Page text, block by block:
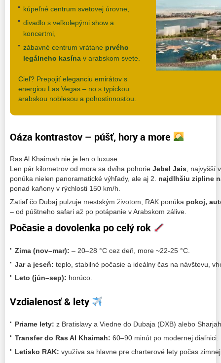
kúpeľné centrum svetovej úrovne,
divadlo s veľkolepými show a
koncertmi,
zábavné centrum vrátane prvého
legálneho kasína v arabskom svete.
Cieľ? Prepojiť eleganciu emirátov s
energiou Las Vegas – no s typickou
arabskou noblesou a pohostinnosťou.
Oáza kontrastov – púšť, hory a more
Ras Al Khaimah nie je len o luxuse.
Len pár kilometrov od mora sa dvíha pohorie Jebel Jais , najvyšší
ponúka nielen panoramatické výhľady, ale aj 2. najdlhšiu zipline
ponad kaňony v rýchlosti 150 km/h.
Zatiaľ čo Dubaj pulzuje mestským životom, RAK ponúka pokoj,
– od púštneho safari až po potápanie v Arabskom zálive.
Počasie a dovolenka po celý rok
Zima (nov–mar): – 20–28 °C cez deň, more ~22-25 °C.
Jar a jeseň: teplo, stabilné počasie a ideálny čas na návštevu,
Leto (jún–sep): horúco.
Vzdialenosť & lety
Priame lety: z Bratislavy a Viedne do Dubaja (DXB) alebo
Transfer do Ras Al Khaimah: 60–90 minút po modernej diaľnici.
Letisko RAK: využíva sa hlavne pre charterové lety počas